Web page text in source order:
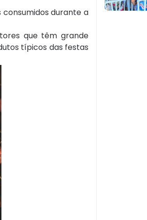
consumidos durante a
que têm grande
típicos das festas